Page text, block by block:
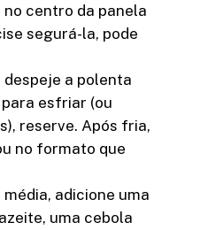
centro da panela
segurá-la, pode
a polenta
esfriar (ou
reserve. Após fria,
no formato que
adicione uma
uma cebola